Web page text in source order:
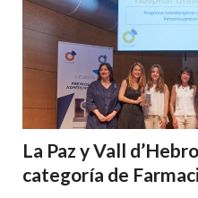
La Paz y Vall
categoría de